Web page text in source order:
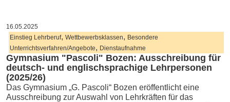
16.05.2025
Einstieg Lehrberuf, Wettbewerbsklassen, Besondere
Unterrichtsverfahren/Angebote, Dienstaufnahme
Gymnasium "Pascoli" Bozen: Ausschreibung für
deutsch- und englischsprachige Lehrpersonen
(2025/26)
Das Gymnasium „G. Pascoli“ Bozen eröffentlicht eine
Ausschreibung zur Auswahl von Lehrkräften für das